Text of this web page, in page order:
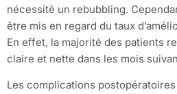
nécessité un rebubbling.
être mis en regard du taux
En effet, la majorité des patients
claire et nette dans les mois
Les complications